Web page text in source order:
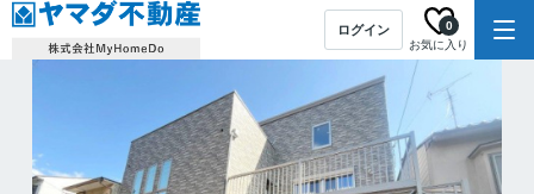
ログイン
お気に入り
0